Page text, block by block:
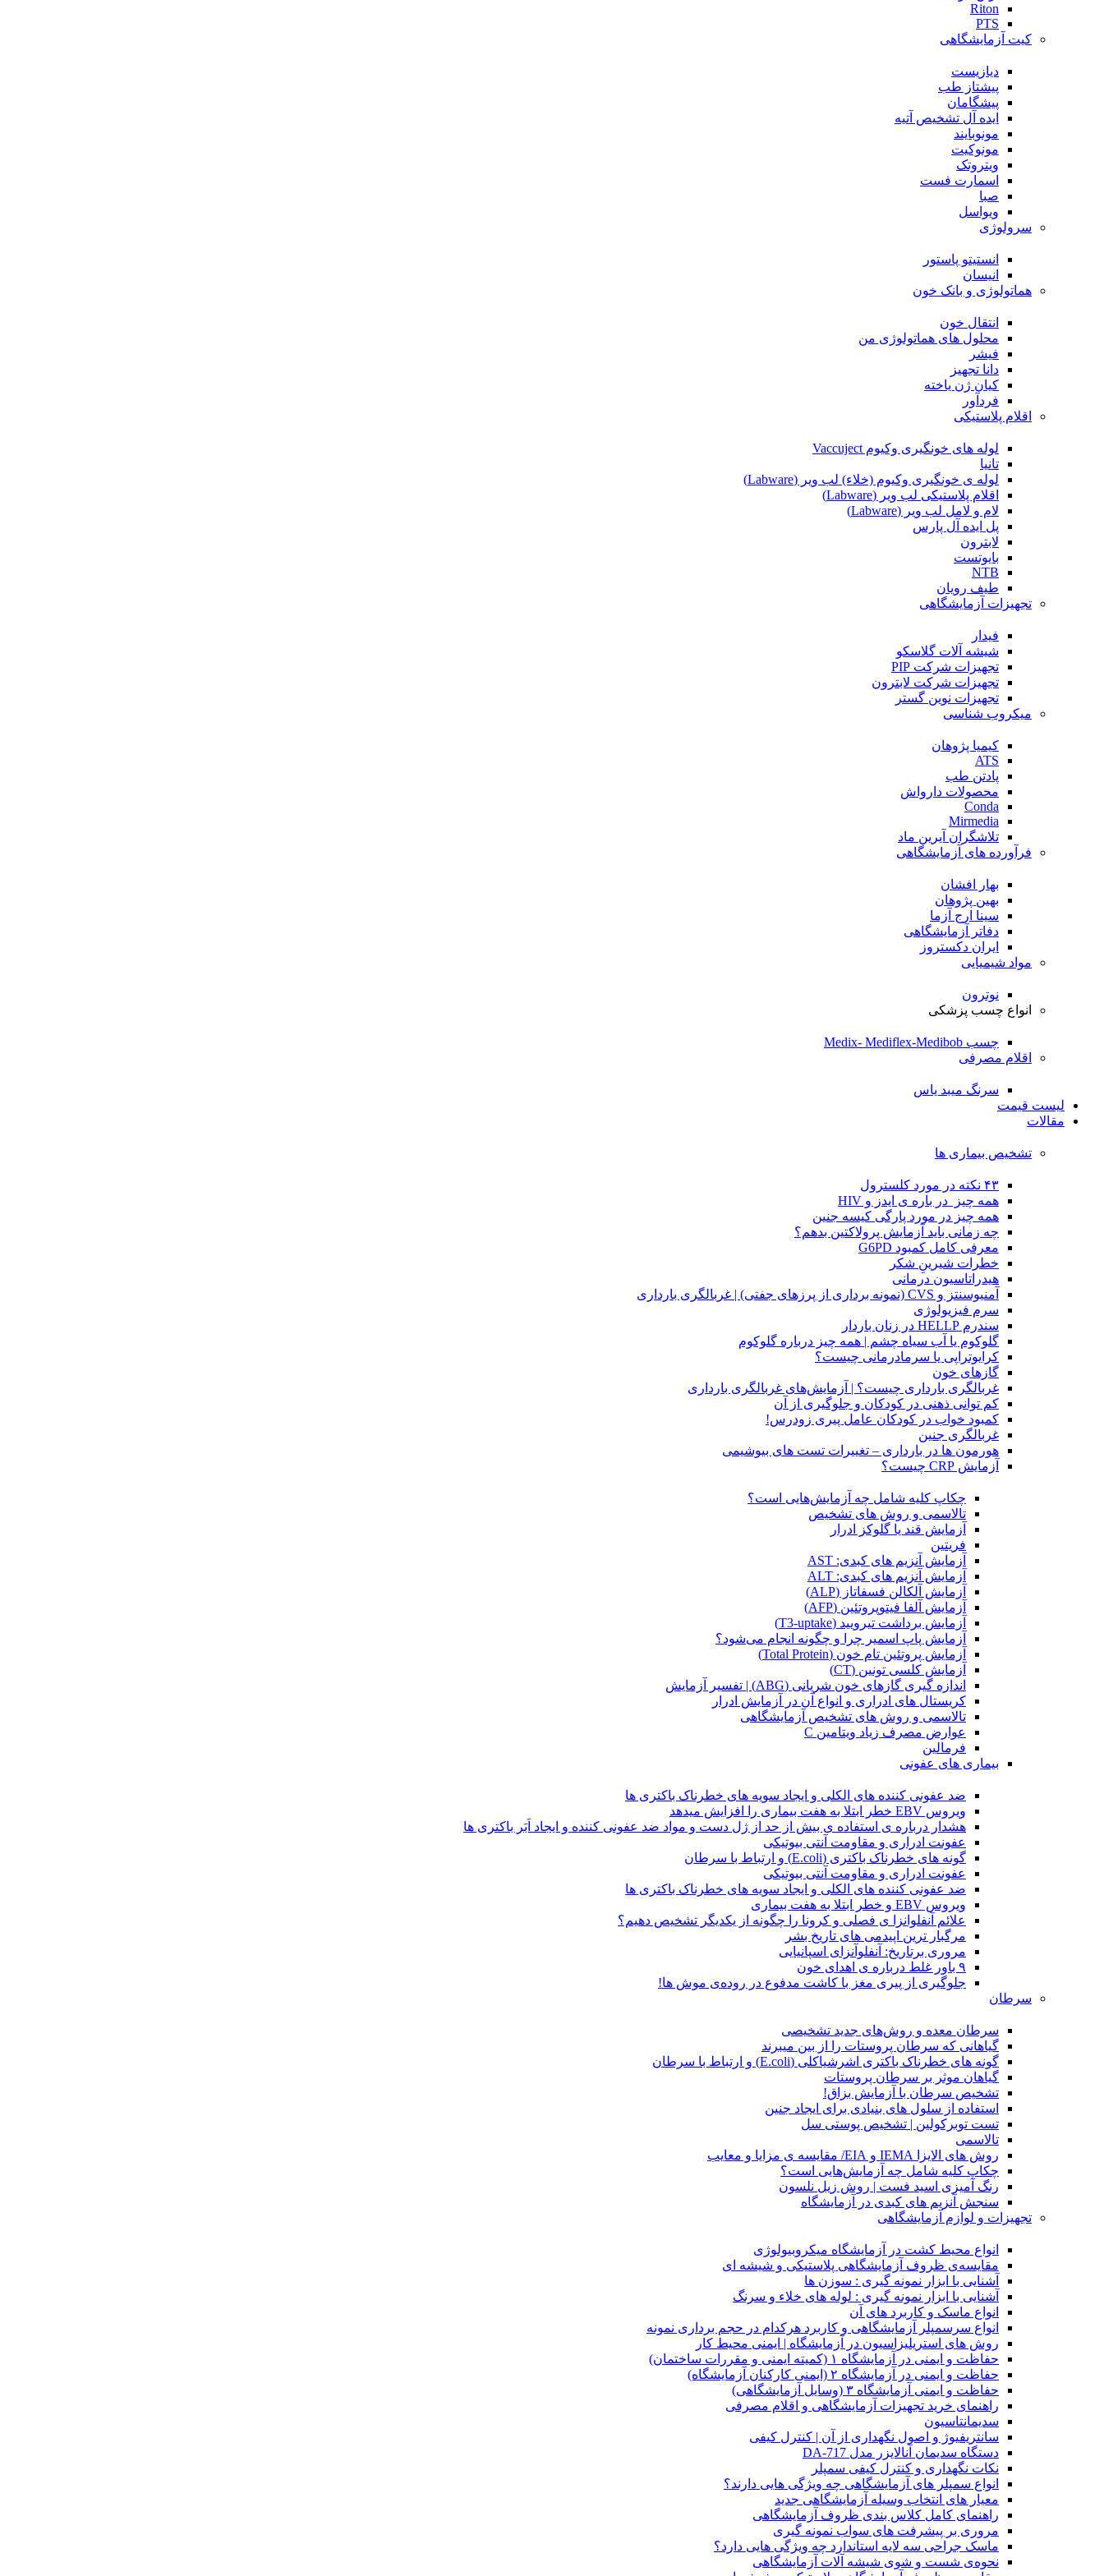
Riton
PTS
کیت آزمایشگاهی
دیازیست
پیشتاز طب
پیشگامان
ایده آل تشخیص آتیه
مونوبایند
مونوکیت
ویتروتک
اسمارت فست
صبا
ویواسل
سرولوژی
انستیتو پاستور
انیسان
هماتولوژی و بانک خون
انتقال خون
محلول های هماتولوژی من
فیشر
دانا تجهیز
کیان ژن یاخته
فردآور
اقلام پلاستیکی
لوله های خونگیری وکیوم Vaccuject
تانیا
لوله ی خونگیری وکیوم (خلاء) لب ویر (Labware)
اقلام پلاستیکی لب ویر (Labware)
لام و لامل لب ویر (Labware)
پل ایده آل پارس
لابترون
بایوتست
NTB
طیف رویان
تجهیزات آزمایشگاهی
فیدار
شیشه آلات گلاسکو
تجهیزات شرکت PIP
تجهیزات شرکت لابترون
تجهیزات نوین گستر
میکروب شناسی
کیمیا پژوهان
ATS
پادتن طب
محصولات دارواش
Conda
Mirmedia
تلاشگران آیرین ماد
فرآورده های آزمایشگاهی
بهار افشان
بهین پژوهان
سینا ارج آزما
دفاتر آزمایشگاهی
ایران دکستروز
مواد شیمیایی
نوترون
انواع چسب پزشکی
چسب Medix- Mediflex-Medibob
اقلام مصرفی
سرنگ میبد یاس
لیست قیمت
مقالات
تشخیص بیماری ها
۴۳ نکته در مورد کلسترول
همه چیز در باره ی ایدز و HIV
همه چیز در مورد پارگی کیسه جنین
چه زمانی باید آزمایش پرولاکتین بدهم؟
معرفی کامل کمبود G6PD
خطرات شیرینِ شکر
هیدراتاسیون درمانی
آمنیوسنتز و CVS (نمونه برداری از پرزهای جفتی) | غربالگری بارداری
سرم فیزیولوژی
سندرم HELLP در زنان باردار
گلوکوم یا آب سیاه چشم | همه چیز درباره گلوکوم
کرایوتراپی یا سرمادرمانی چیست؟
گازهای خون
غربالگری بارداری چیست؟ | آزمایش‌های غربالگری بارداری
کم توانی ذهنی در کودکان و جلوگیری از آن
کمبود خواب در کودکان عامل پیری زودرس!
غربالگری جنین
هورمون ها در بارداری – تغییرات تست های بیوشیمی
آزمایش CRP چیست؟
چکاپ کلیه شامل چه آزمایش‌هایی است؟
تالاسمی و روش های تشخیص
آزمایش قند یا گلوکز ادرار
فریتین
آزمایش آنزیم های کبدی: AST
آزمایش آنزیم های کبدی: ALT
آزمایش آلکالن فسفاتاز (ALP)
آزمایش آلفا فیتوپروتئین (AFP)
آزمایش برداشت تیرویید (T3-uptake)
آزمایش پاپ اسمیر چرا و چگونه انجام می‌شود؟
آزمایش پروتئین تام خون (Total Protein)
آزمایش کلسی تونین (CT)
اندازه گیری گازهای خون شریانی (ABG) | تفسیر آزمایش
کریستال ‌های ادراری و انواع آن در آزمایش ادرار
تالاسمی و روش های تشخیص آزمایشگاهی
عوارض مصرف زیاد ویتامین C
فرمالین
بیماری های عفونی
ضد عفونی کننده های الکلی و ایجاد سویه های خطرناک باکتری ها
ویروس EBV خطر ابتلا به هفت بیماری را افزایش میدهد
هشدار درباره ی استفاده ی بیش از حد از ژل دست و مواد ضد عفونی کننده و ایجاد اَبَر باکتری ها
عفونت ادراری و مقاومت آنتی بیوتیکی
گونه های خطرناک باکتری (E.coli) و ارتباط با سرطان
عفونت ادراری و مقاومت آنتی بیوتیکی
ضد عفونی کننده های الکلی و ایجاد سویه های خطرناک باکتری ها
ویروس EBV و خطر ابتلا به هفت بیماری
علائم آنفلوانزا ی فصلی و کرونا را چگونه از یکدیگر تشخیص دهیم؟
مرگبار ترین اپیدمی های تاریخ بشر
مروری برتاریخ: آنفلوآنزای اسپانیایی
۹ باور غلط درباره ی اهدای خون
جلوگیری از پیری مغز با کاشت مدفوع در روده‌ی موش ها!
سرطان
سرطان معده و روش‌های جدید تشخیصی
گیاهانی که سرطان پروستات را از بین میبرند
گونه های خطرناک باکتری اشرشیاکلی (E.coli) و ارتباط با سرطان
گیاهان موثر بر سرطان پروستات
تشخیص سرطان با آزمایش بزاق!
استفاده از سلول های بنیادی برای ایجاد جنین
تست توبرکولین | تشخیص پوستی سل
تالاسمی
روش های الایزا IEMA و EIA/ مقایسه ی مزایا و معایب
چکاپ کلیه شامل چه آزمایش‌هایی است؟
رنگ آمیزی اسید فست | روش زیل نلسون
سنجش آنزیم های کبدی در آزمایشگاه
تجهیزات و لوازم آزمایشگاهی
انواع محیط کشت در آزمایشگاه میکروبیولوژی
مقایسه‌ی ظروف آزمایشگاهی پلاستیکی و شیشه ای
آشنایی با ابزار نمونه گیری : سوزن ها
آشنایی با ابزار نمونه گیری : لوله های خلاء و سرنگ
انواع ماسک و کاربرد های آن
انواع سرسمپلر آزمایشگاهی و کاربرد هرکدام در حجم برداری نمونه
روش های استریلیزاسیون در آزمایشگاه | ایمنی محیط کار
حفاظت و ایمنی در آزمایشگاه ۱ (کمیته ایمنی و مقررات ساختمان)
حفاظت و ایمنی در آزمایشگاه ۲ (ایمنی کارکنان آزمایشگاه)
حفاظت و ایمنی آزمایشگاه ۳ (وسایل آزمایشگاهی)
راهنمای خرید تجهیزات آزمایشگاهی و اقلام مصرفی
سدیمانتاسیون
سانتریفیوژ و اصول نگهداری از آن | کنترل کیفی
دستگاه سدیمان آنالایزر مدل DA-717
نکات نگهداری و کنترل کیفی سمپلر
انواع سمپلر های آزمایشگاهی چه ویژگی هایی دارند؟
معیار های انتخاب وسیله آزمایشگاهی جدید
راهنمای کامل کلاس بندی ظروف آزمایشگاهی
مروری بر پیشرفت های سواب نمونه گیری
ماسک جراحی سه لایه استاندارد چه ویژگی هایی دارد؟
ﻧﺤﻮﻩی ﺷﺴﺖ و ﺷﻮی شیشه آلات آزمایشگاهی